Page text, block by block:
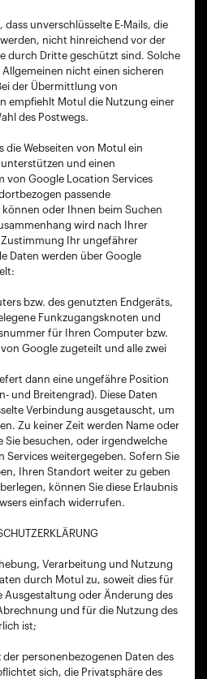
dass unverschlüsselte E-Mails, die
nicht hinreichend vor der
durch Dritte geschützt sind. Solche
Allgemeinen nicht einen sicheren
der Übermittlung von
empfiehlt Motul die Nutzung einer
des Postwegs.
die Webseiten von Motul ein
und einen
von Google Location Services
passende
oder Ihnen beim Suchen
wird nach Ihrer
Ihr ungefährer
Daten werden über Google
bzw. des genutzten Endgeräts,
Funkzugangsknoten und
für Ihren Computer bzw.
Google zugeteilt und alle zwei
dann eine ungefähre Position
und Breitengrad). Diese Daten
Verbindung ausgetauscht, um
Zu keiner Zeit werden Name oder
Sie besuchen, oder irgendwelche
Services weitergegeben. Sofern Sie
Ihren Standort weiter zu geben
können Sie diese Erlaubnis
einfach widerrufen.
Verarbeitung und Nutzung
durch Motul zu, soweit dies für
Ausgestaltung oder Änderung des
und für die Nutzung des
ist;
personenbezogenen Daten des
sich, die Privatsphäre des